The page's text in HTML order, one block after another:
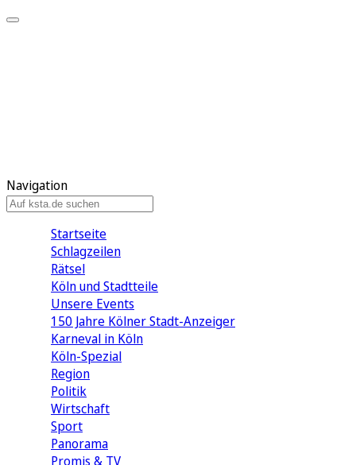
Navigation
Startseite
Schlagzeilen
Rätsel
Köln und Stadtteile
Unsere Events
150 Jahre Kölner Stadt-Anzeiger
Karneval in Köln
Köln-Spezial
Region
Politik
Wirtschaft
Sport
Panorama
Promis & TV